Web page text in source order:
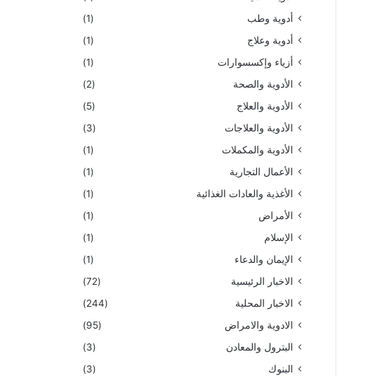
أدوية وطب
(1)
أدوية وعلاج
(1)
أزياء وإكسسوارات
(1)
الأدوية والصحة
(2)
الأدوية والعلاج
(5)
الأدوية والعلاجات
(3)
الأدوية والمكملات
(1)
الأعمال التجارية
(1)
الأغذية والعادات الغذائية
(1)
الأمراض
(1)
الإسلام
(1)
الإيمان والدعاء
(1)
الاخبار الرئيسية
(72)
الاخبار المحلية
(244)
الادوية والامراض
(95)
البترول والمعادن
(3)
البنوك
(3)